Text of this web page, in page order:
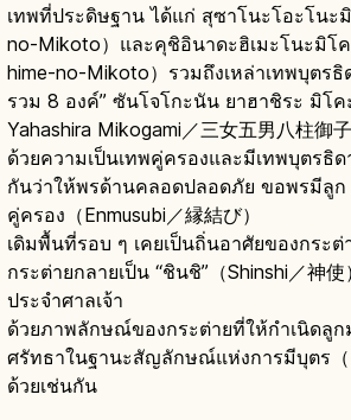
เทพที่ประดิษฐาน ได้แก่ สุซาโนะโอะโนะ
no-Mikoto）และคุชิอินาดะฮิเมะโนะมิโค
hime-no-Mikoto）รวมถึงเหล่าเทพบุตร
รวม 8 องค์” ซันโจโกะนัน ยาฮาชิระ มิโค
Yahashira Mikogami／三女五男八柱御子
ด้วยความเป็นเทพคู่ครองและมีเทพบุตรธิด
กันว่าให้พรด้านคลอดปลอดภัย ขอพรมีลู
คู่ครอง（Enmusubi／縁結び）
เดิมพื้นที่รอบ ๆ เคยเป็นถิ่นอาศัยของกระต่
กระต่ายกลายเป็น “ชินชิ”（Shinshi／神
ประจำศาลเจ้า
ด้วยภาพลักษณ์ของกระต่ายที่ให้กำเนิดลูก
ศรัทธาในฐานะสัญลักษณ์แห่งการมีบุตร（
ด้วยเช่นกัน